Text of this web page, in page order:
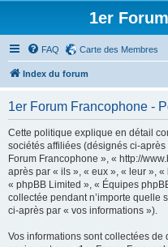
1er
FAQ Carte des Membres
Index du forum
1er Forum Francophone -
Cette politique explique en détail
sociétés affiliées (désignés ci-
Forum Francophone », « http://
après par « ils », « eux », « leur »,
« phpBB Limited », « Équipes
collectée pendant n’importe quelle
ci-après par « vos informations »).
Vos informations sont collectées